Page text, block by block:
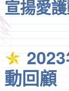
宣揚愛
動回顧